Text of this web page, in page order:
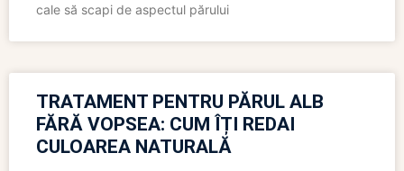
cale să scapi de aspectul părului
TRATAMENT PENTRU PĂRUL ALB
FĂRĂ VOPSEA: CUM ÎȚI REDAI
CULOAREA NATURALĂ